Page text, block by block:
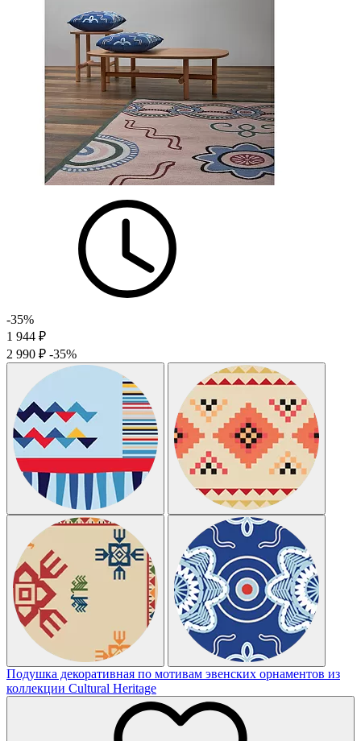
-35%
1 944 ₽
2 990 ₽ -35%
Подушка декоративная по мотивам эвенских орнаментов из
коллекции Cultural Heritage